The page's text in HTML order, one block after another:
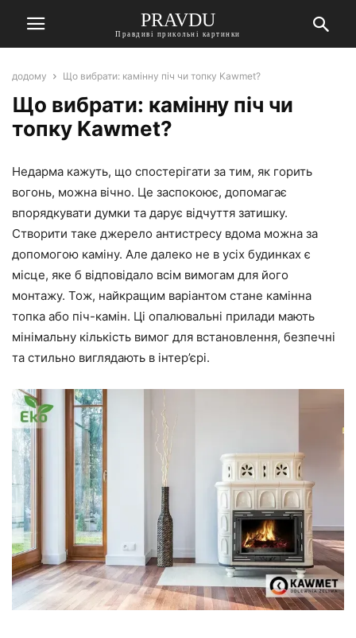
PRAVDU
Правдиві прикольні картинки
додому Що вибрати: камінну піч чи топку Kawmet?
Що вибрати: камінну піч чи
топку Kawmet?
Недарма кажуть, що спостерігати за тим, як горить
вогонь, можна вічно. Це заспокоює, допомагає
впорядкувати думки та дарує відчуття затишку.
Створити таке джерело антистресу вдома можна за
допомогою каміну. Але далеко не в усіх будинках є
місце, яке б відповідало всім вимогам для його
монтажу. Тож, найкращим варіантом стане камінна
топка або піч-камін. Ці опалювальні прилади мають
мінімальну кількість вимог для встановлення, безпечні
та стильно виглядають в інтер’єрі.